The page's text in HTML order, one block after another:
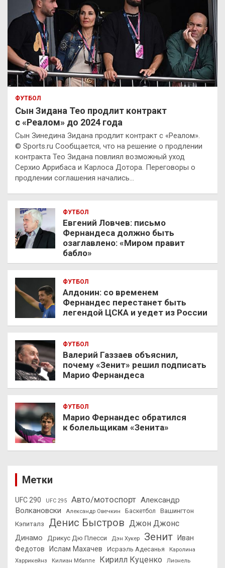
ФУТБОЛ
Сын Зидана Тео продлит контракт
с «Реалом» до 2024 года
Сын Зинедина Зидана продлит контракт с «Реалом».
© Sports.ru Сообщается, что на решение о продлении
контракта Тео Зидана повлиял возможный уход
Серхио Аррибаса и Карлоса Дотора. Переговоры о
продлении соглашения начались…
ФУТБОЛ
Евгений Ловчев: письмо
Фернандеса должно быть
озаглавлено: «Миром правит
бабло»
ФУТБОЛ
Алдонин: со временем
Фернандес перестанет быть
легендой ЦСКА и уедет из России
ФУТБОЛ
Валерий Газзаев объяснил,
почему «Зенит» решил подписать
Марио Фернандеса
ФУТБОЛ
Марио Фернандес обратился
к болельщикам «Зенита»
Метки
UFC 290 UFC 295 Авто/мотоспорт Александр
Волкановски
Александр Овечкин Баскетбол
Вашингтон
Кэпиталз
Денис Быстров Джон Джонс
Динамо Дрикус Дю Плесси Дэн Хукер Зенит
Иван
Федотов
Ислам Махачев Исраэль Адесанья
Каролина
Харрикейнз
Килиан Мбаппе Кирилл Куценко
Лионель